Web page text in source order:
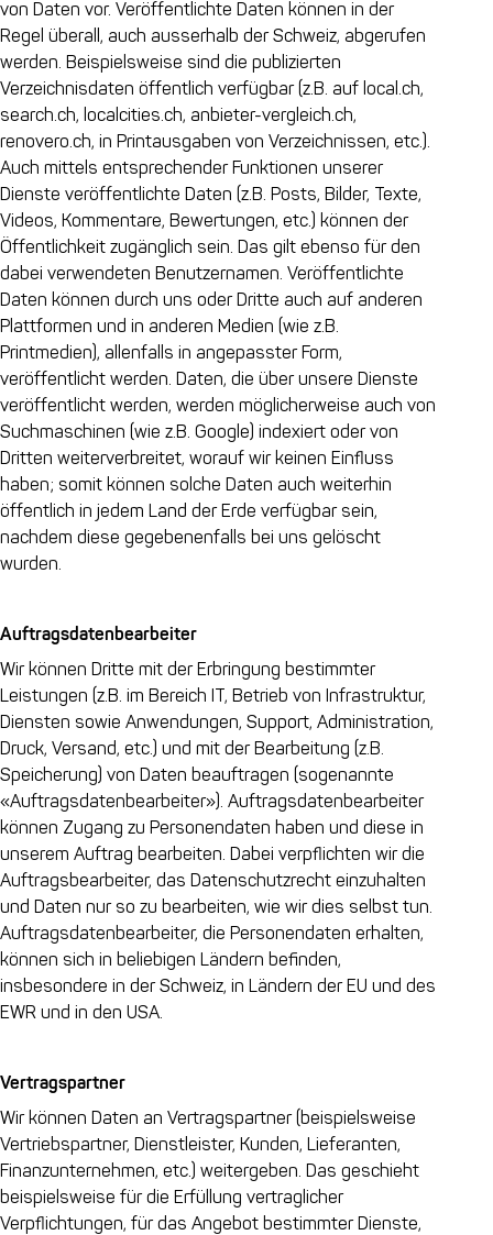
von Daten vor. Veröffentlichte Daten können in der
Regel überall, auch ausserhalb der Schweiz, abgerufen
werden. Beispielsweise sind die publizierten
Verzeichnisdaten öffentlich verfügbar (z.B. auf local.ch,
search.ch, localcities.ch, anbieter-vergleich.ch,
renovero.ch, in Printausgaben von Verzeichnissen, etc.).
Auch mittels entsprechender Funktionen unserer
Dienste veröffentlichte Daten (z.B. Posts, Bilder, Texte,
Videos, Kommentare, Bewertungen, etc.) können der
Öffentlichkeit zugänglich sein. Das gilt ebenso für den
dabei verwendeten Benutzernamen. Veröffentlichte
Daten können durch uns oder Dritte auch auf anderen
Plattformen und in anderen Medien (wie z.B.
Printmedien), allenfalls in angepasster Form,
veröffentlicht werden. Daten, die über unsere Dienste
veröffentlicht werden, werden möglicherweise auch von
Suchmaschinen (wie z.B. Google) indexiert oder von
Dritten weiterverbreitet, worauf wir keinen Einfluss
haben; somit können solche Daten auch weiterhin
öffentlich in jedem Land der Erde verfügbar sein,
nachdem diese gegebenenfalls bei uns gelöscht
wurden.
Auftragsdatenbearbeiter
Wir können Dritte mit der Erbringung bestimmter
Leistungen (z.B. im Bereich IT, Betrieb von Infrastruktur,
Diensten sowie Anwendungen, Support, Administration,
Druck, Versand, etc.) und mit der Bearbeitung (z.B.
Speicherung) von Daten beauftragen (sogenannte
«Auftragsdatenbearbeiter»). Auftragsdatenbearbeiter
können Zugang zu Personendaten haben und diese in
unserem Auftrag bearbeiten. Dabei verpflichten wir die
Auftragsbearbeiter, das Datenschutzrecht einzuhalten
und Daten nur so zu bearbeiten, wie wir dies selbst tun.
Auftragsdatenbearbeiter, die Personendaten erhalten,
können sich in beliebigen Ländern befinden,
insbesondere in der Schweiz, in Ländern der EU und des
EWR und in den USA.
Vertragspartner
Wir können Daten an Vertragspartner (beispielsweise
Vertriebspartner, Dienstleister, Kunden, Lieferanten,
Finanzunternehmen, etc.) weitergeben. Das geschieht
beispielsweise für die Erfüllung vertraglicher
Verpflichtungen, für das Angebot bestimmter Dienste,